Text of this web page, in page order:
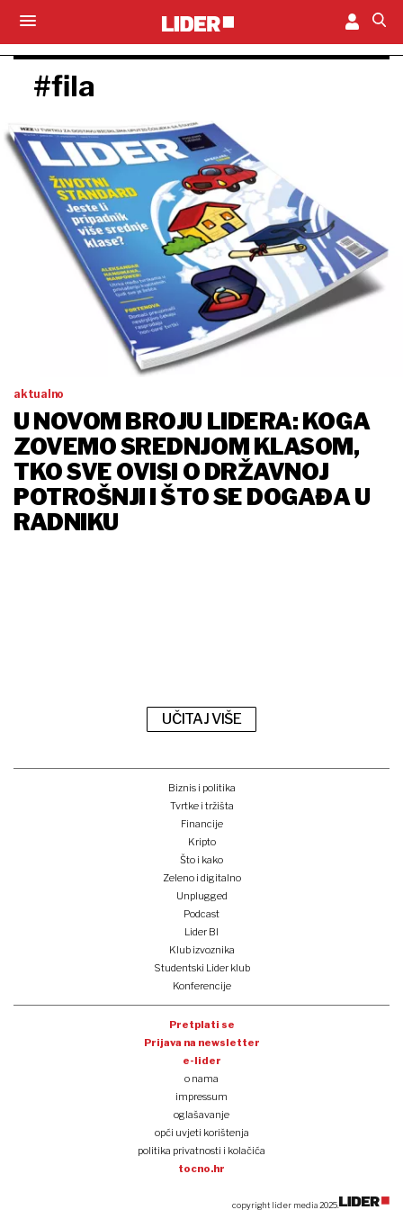
#fila
aktualno
U NOVOM BROJU LIDERA: KOGA
ZOVEMO SREDNJOM KLASOM,
TKO SVE OVISI O DRŽAVNOJ
POTROŠNJI I ŠTO SE DOGAĐA U
RADNIKU
UČITAJ VIŠE
Biznis i politika
Tvrtke i tržišta
Financije
Kripto
Što i kako
Zeleno i digitalno
Unplugged
Podcast
Lider BI
Klub izvoznika
Studentski Lider klub
Konferencije
Pretplati se
Prijava na newsletter
e-lider
o nama
impressum
oglašavanje
opći uvjeti korištenja
politika privatnosti i kolačića
tocno.hr
copyright lider media 2025.